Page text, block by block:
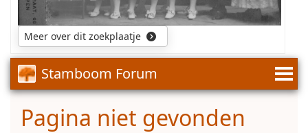
Maria
Sophia
Luijten
is
een
rechtstreekse
van
Meer over dit zoekplaatje
Stamboom Forum
Pagina niet gevonden